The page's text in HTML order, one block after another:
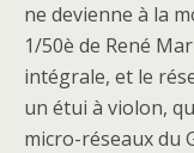
ne devienne à la
1/50è de René
intégrale, et le
un étui à violon,
micro-réseaux du